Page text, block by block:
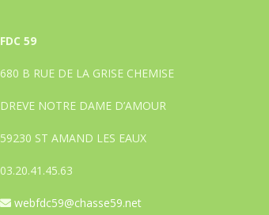
FDC 59
680 B RUE DE LA GRISE CHEMISE
DREVE NOTRE DAME D’AMOUR
59230 ST AMAND LES EAUX
03.20.41.45.63
webfdc59@chasse59.net